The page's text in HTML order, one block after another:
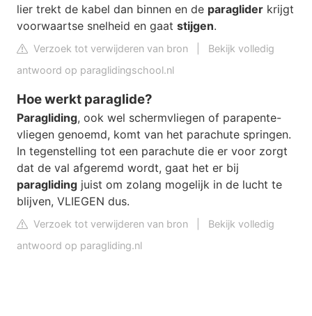
lier trekt de kabel dan binnen en de paraglider krijgt
voorwaartse snelheid en gaat stijgen.
Verzoek tot verwijderen van bron
Bekijk volledig
antwoord op paraglidingschool.nl
Hoe werkt paraglide?
Paragliding, ook wel schermvliegen of parapente-
vliegen genoemd, komt van het parachute springen.
In tegenstelling tot een parachute die er voor zorgt
dat de val afgeremd wordt, gaat het er bij
paragliding juist om zolang mogelijk in de lucht te
blijven, VLIEGEN dus.
Verzoek tot verwijderen van bron
Bekijk volledig
antwoord op paragliding.nl